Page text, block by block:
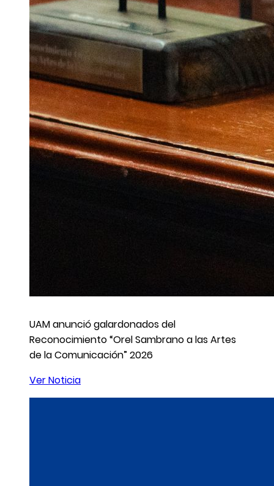
UAM anunció galardonados del
Reconocimiento “Orel Sambrano a las Artes
de la Comunicación” 2026
Ver Noticia